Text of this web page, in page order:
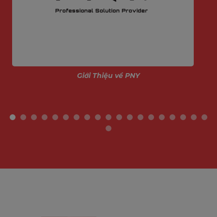
MIXIE là thương hiệuphụ kiệnMáy Tính Chuyên
thị trường máy tính.
MIXIE thuộc công ty MISHEN Electronic thành lập
Trung Quốc.
12 Giải Thưởng Chất Lượng Quốc Tế
nhận quốc tế, giải thiết kế và người tiêu dùng bình
Giới Thiệu về PNY